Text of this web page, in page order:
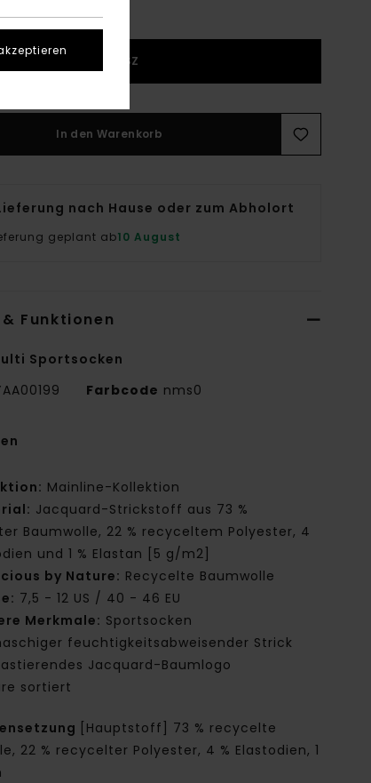
1SZ
In den Warenkorb
nach Hause oder zum Abholort
geplant ab10 August
Funktionen
Sportsocken
Farbcode nms0
Mainline-Kollektion
Jacquard-Strickstoff aus 73 %
Baumwolle, 22 % recyceltem Polyester, 4
und 1 % Elastan [5 g/m2]
by Nature: Recycelte Baumwolle
7,5 - 12 US / 40 - 46 EU
Merkmale: Sportsocken
feuchtigkeitsabweisender Strick
Jacquard-Baumlogo
sortiert
[Hauptstoff] 73 % recycelte
22 % recycelter Polyester, 4 % Elastodien, 1